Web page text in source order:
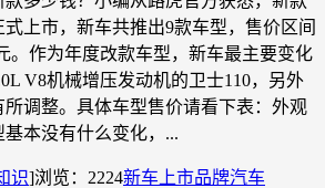
上市，新车共推出9款车型，售价区间
。作为年度改款车型，新车最主要变化
V8机械增压发动机的卫士110，另外
调整。具体车型售价请看下表：外观
本没有什么变化，...
识]浏览：2224新车上市品牌汽车